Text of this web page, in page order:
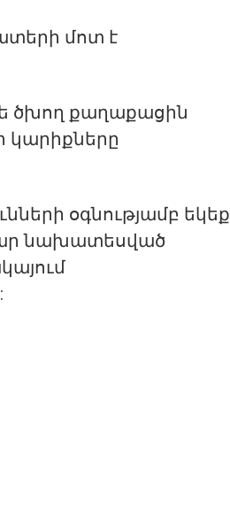
մոտ է
ծխող քաղաքացին
կարիքները
օգնությամբ եկեք
նախատեսված